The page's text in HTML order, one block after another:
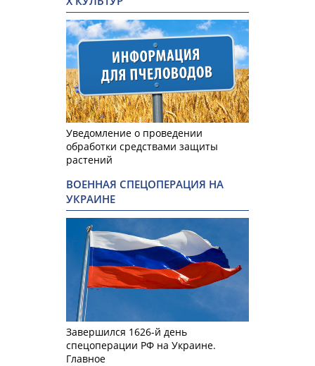
Уведомление о проведении
обработки средствами защиты
растений
ВОЕННАЯ СПЕЦОПЕРАЦИЯ НА
УКРАИНЕ
Завершился 1626-й день
спецоперации РФ на Украине.
Главное